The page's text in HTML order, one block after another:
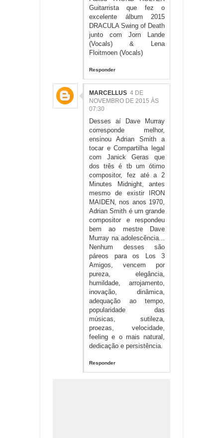
Guitarrista que fez o
excelente álbum 2015
DRACULA Swing of Death
junto com Jorn Lande
(Vocals) & Lena
Floitmoen (Vocals)
Responder
MARCELLUS 4 DE
NOVEMBRO DE 2015 ÀS
07:30
Desses aí Dave Murray
corresponde melhor,
ensinou Adrian Smith a
tocar e Compartilha legal
com Janick Geras que
dos três é tb um ótimo
compositor, fez até a 2
Minutes Midnight, antes
mesmo de existir IRON
MAIDEN, nos anos 1970,
Adrian Smith é um grande
compositor e respondeu
bem ao mestre Dave
Murray na adolescência...
Nenhum desses são
páreos para os Los 3
Amigos, vencem por
pureza, elegância,
humildade, arrojamento,
inovação, dinâmica,
adequação ao tempo,
popularidade das
músicas, sutileza,
proezas, velocidade,
feeling e o mais natural,
dedicação e persistência.
Responder